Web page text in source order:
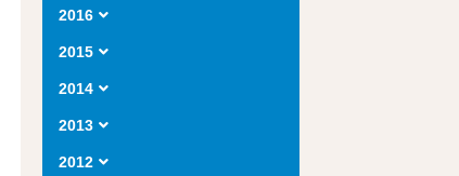
2016
2015
2014
2013
2012